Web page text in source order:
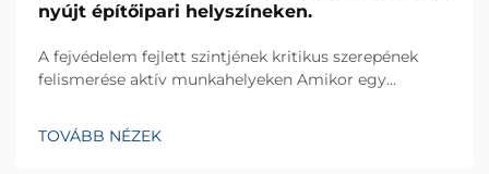
nyújt építőipari helyszíneken.
A fejvédelem fejlett szintjének kritikus szerepének
felismerése aktív munkahelyeken Amikor egy
biztonsági logisztikai irányítását végeztem egy
TOVÁBB NÉZEK